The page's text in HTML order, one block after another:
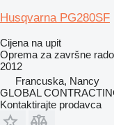
Husqvarna PG280SF
Cijena na upit
Oprema za završne
2012
Francuska, Nancy
GLOBAL
Kontaktirajte prodavca